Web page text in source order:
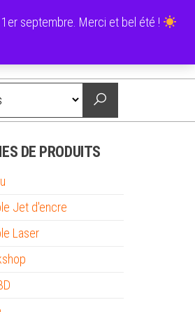
septembre. Merci et bel été !
0,00 €
DE PRODUITS
Jet d'encre
Laser